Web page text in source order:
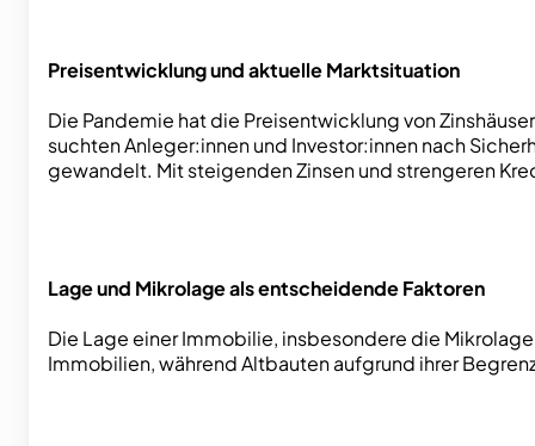
Preisentwicklung und aktuelle Marktsituation
Die Pandemie hat die Preisentwicklung von
suchten Anleger:innen und Investor:innen nach
gewandelt. Mit steigenden Zinsen und strengeren
Lage und Mikrolage als entscheidende Faktoren
Die Lage einer Immobilie, insbesondere die
Immobilien, während Altbauten aufgrund ihrer